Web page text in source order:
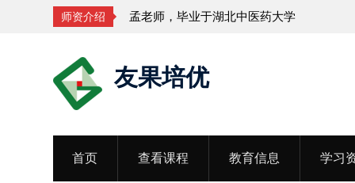
师资介绍 李老师，毕业于江苏师范大学
友果培优
首页 查看课程 教育信息 学习